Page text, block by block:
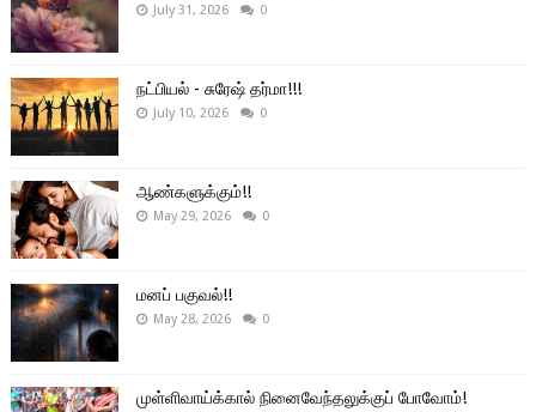
July 31, 2026 0
நட்பியல் - சுரேஷ் தர்மா!!!
July 10, 2026 0
ஆண்களுக்கும்!!
May 29, 2026 0
மனப் பகுவல்!!
May 28, 2026 0
முள்ளிவாய்க்கால் நினைவேந்தலுக்குப் போவோம்!